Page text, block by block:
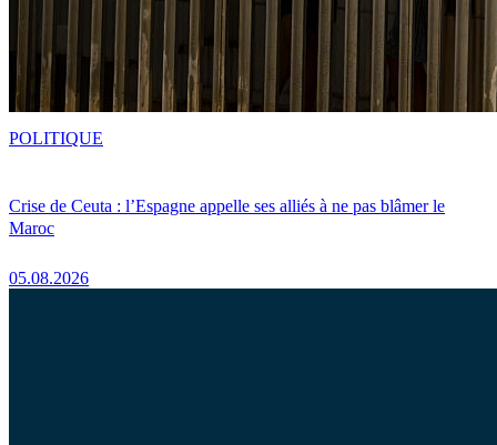
Crise de Ceuta : l’Espagne appelle ses alliés à ne pas blâmer le
Maroc
05.08.2026
POLITIQUE